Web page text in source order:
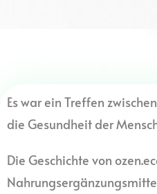
Es war ein Treffen
die Gesundheit der
Die Geschichte von